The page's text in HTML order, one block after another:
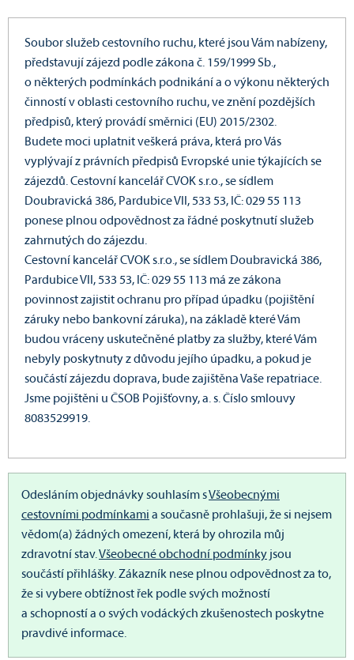
Soubor služeb cestovního ruchu, které jsou Vám nabízeny,
představují zájezd podle zákona č. 159/1999 Sb.,
o některých podmínkách podnikání a o výkonu některých
činností v oblasti cestovního ruchu, ve znění pozdějších
předpisů, který provádí směrnici (EU) 2015/2302.
Budete moci uplatnit veškerá práva, která pro Vás
vyplývají z právních předpisů Evropské unie týkajících se
zájezdů. Cestovní kancelář CVOK s.r.o., se sídlem
Doubravická 386, Pardubice VII, 533 53, IČ: 029 55 113
ponese plnou odpovědnost za řádné poskytnutí služeb
zahrnutých do zájezdu.
Cestovní kancelář CVOK s.r.o., se sídlem Doubravická 386,
Pardubice VII, 533 53, IČ: 029 55 113 má ze zákona
povinnost zajistit ochranu pro případ úpadku (pojištění
záruky nebo bankovní záruka), na základě které Vám
budou vráceny uskutečněné platby za služby, které Vám
nebyly poskytnuty z důvodu jejího úpadku, a pokud je
součástí zájezdu doprava, bude zajištěna Vaše repatriace.
Jsme pojištěni u ČSOB Pojišťovny, a. s. Číslo smlouvy
8083529919.
Odesláním objednávky souhlasím sVšeobecnými
cestovními podmínkami a současně prohlašuji, že si nejsem
vědom(a) žádných omezení, která by ohrozila můj
zdravotní stav.Všeobecné obchodní podmínky jsou
součástí přihlášky.Zákazník nese plnou odpovědnost za to,
že si vybere obtížnost řek podle svých možností
a schopností a o svých vodáckých zkušenostech poskytne
pravdivé informace.